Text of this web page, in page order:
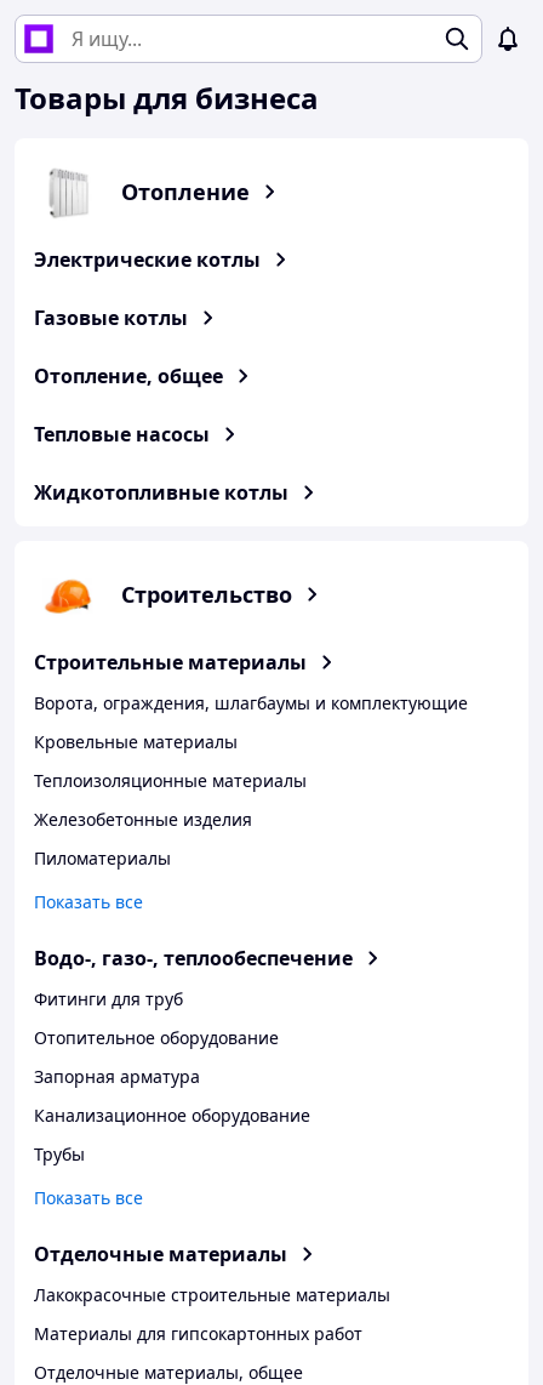
Товары для бизнеса
Отопление
Электрические котлы
Газовые котлы
Отопление, общее
Тепловые насосы
Жидкотопливные котлы
Строительство
Строительные материалы
Ворота, ограждения, шлагбаумы и комплектующие
Кровельные материалы
Теплоизоляционные материалы
Железобетонные изделия
Пиломатериалы
Показать все
Водо-, газо-, теплообеспечение
Фитинги для труб
Отопительное оборудование
Запорная арматура
Канализационное оборудование
Трубы
Показать все
Отделочные материалы
Лакокрасочные строительные материалы
Материалы для гипсокартонных работ
Отделочные материалы, общее